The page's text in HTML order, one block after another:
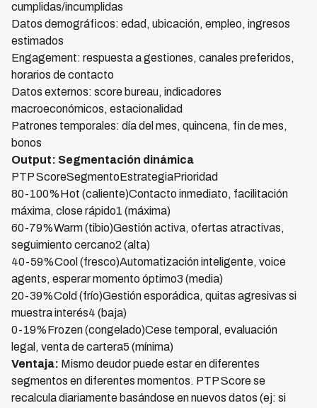
cumplidas/incumplidas
Datos demográficos: edad, ubicación, empleo, ingresos
estimados
Engagement: respuesta a gestiones, canales preferidos,
horarios de contacto
Datos externos: score bureau, indicadores
macroeconómicos, estacionalidad
Patrones temporales: día del mes, quincena, fin de mes,
bonos
Output: Segmentación dinámica
PTP ScoreSegmentoEstrategiaPrioridad
80-100%Hot (caliente)Contacto inmediato, facilitación
máxima, close rápido1 (máxima)
60-79%Warm (tibio)Gestión activa, ofertas atractivas,
seguimiento cercano2 (alta)
40-59%Cool (fresco)Automatización inteligente, voice
agents, esperar momento óptimo3 (media)
20-39%Cold (frío)Gestión esporádica, quitas agresivas si
muestra interés4 (baja)
0-19%Frozen (congelado)Cese temporal, evaluación
legal, venta de cartera5 (mínima)
Ventaja: Mismo deudor puede estar en diferentes
segmentos en diferentes momentos. PTP Score se
recalcula diariamente basándose en nuevos datos (ej: si